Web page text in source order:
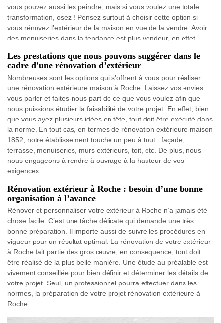
vous pouvez aussi les peindre, mais si vous voulez une totale
transformation, osez ! Pensez surtout à choisir cette option si
vous rénovez l’extérieur de la maison en vue de la vendre. Avoir
des menuiseries dans la tendance est plus vendeur, en effet.
Les prestations que nous pouvons suggérer dans le
cadre d’une rénovation d’extérieur
Nombreuses sont les options qui s’offrent à vous pour réaliser
une rénovation extérieure maison à Roche. Laissez vos envies
vous parler et faites-nous part de ce que vous voulez afin que
nous puissions étudier la faisabilité de votre projet. En effet, bien
que vous ayez plusieurs idées en tête, tout doit être exécuté dans
la norme. En tout cas, en termes de rénovation extérieure maison
1852, notre établissement touche un peu à tout : façade,
terrasse, menuiseries, murs extérieurs, toit, etc. De plus, nous
nous engageons à rendre à ouvrage à la hauteur de vos
exigences.
Rénovation extérieur à Roche : besoin d’une bonne
organisation à l’avance
Rénover et personnaliser votre extérieur à Roche n’a jamais été
chose facile. C’est une tâche délicate qui demande une très
bonne préparation. Il importe aussi de suivre les procédures en
vigueur pour un résultat optimal. La rénovation de votre extérieur
à Roche fait partie des gros œuvre, en conséquence, tout doit
être réalisé de la plus belle manière. Une étude au préalable est
vivement conseillée pour bien définir et déterminer les détails de
votre projet. Seul, un professionnel pourra effectuer dans les
normes, la préparation de votre projet rénovation extérieure à
Roche.